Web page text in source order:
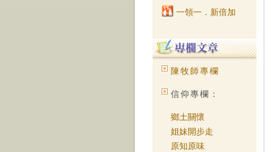
一領一．新倍加
陳牧師專欄
信仰專欄：
鄉土關懷
姐妹開步走
原知原味